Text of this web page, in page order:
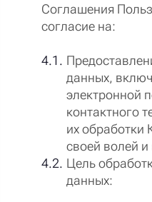
Соглашения
согласие на:
данных,
электронной
контактного
их обработки
своей волей и
Цель
данных: